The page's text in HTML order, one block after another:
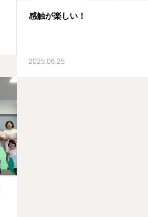
感触が楽しい！
2025.06.25